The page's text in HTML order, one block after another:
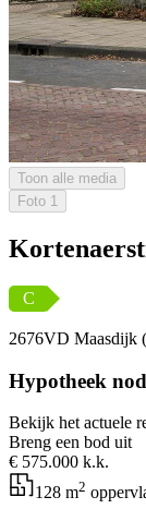
Toon alle media
Foto 1
C
2676VD Maasdijk
Hypotheek
Bekijk het actuele
Breng een bod uit
€ 575.000 k.k.
128 m2